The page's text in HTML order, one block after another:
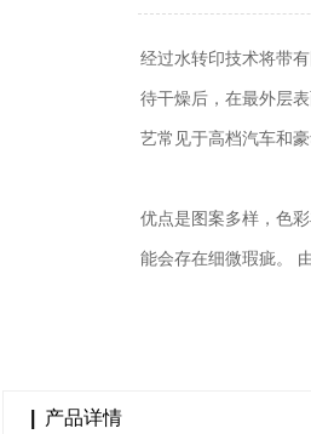
经过水转印技术将带
待干燥后，在最外层
艺常见于高档汽车和豪
优点是图案多样，色
能会存在细微瑕疵。
产品详情